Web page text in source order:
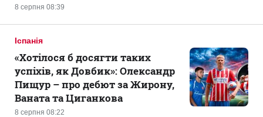
8 серпня 08:39
Іспанія
8 серпня 08:22
«Хотілося б досягти таких
успіхів, як Довбик»: Олександр
Пищур – про дебют за Жирону,
Ваната та Циганкова